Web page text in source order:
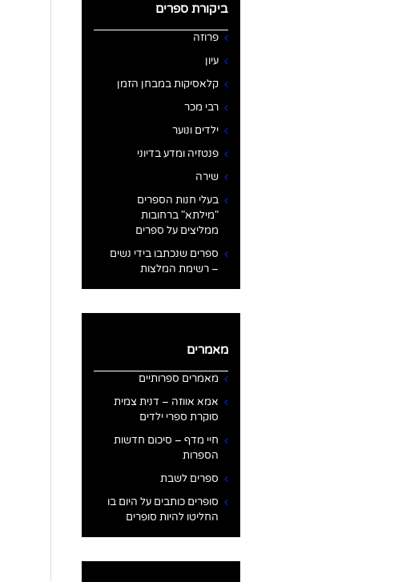
ביקורת ספרים
פרוזה
עיון
קלאסיקות במבחן הזמן
רבי מכר
ילדים ונוער
פנטזיה ומדע בדיוני
שירה
בעלי חנות הספרים
"מילתא" ברחובות
ממליצים על ספרים
ספרים שנכתבו בידי נשים
– רשימת המלצות
מאמרים
מאמרים ספרותיים
אמא אווזה – דנית צמית
סוקרת ספרי ילדים
חיי מדף – סיכום חדשות
הספרות
ספרים לשבת
סופרים כותבים על היום בו
החליטו להיות סופרים